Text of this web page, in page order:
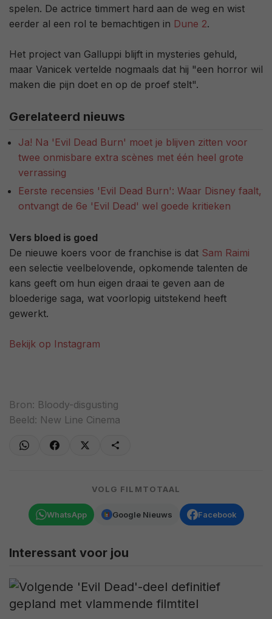
spelen. De actrice timmert hard aan de weg en wist
eerder al een rol te bemachtigen in Dune 2.
Het project van Galluppi blijft in mysteries gehuld,
maar Vanicek vertelde nogmaals dat hij "een horror wil
maken die pijn doet en op de proef stelt".
Gerelateerd nieuws
Ja! Na 'Evil Dead Burn' moet je blijven zitten voor
twee onmisbare extra scènes met één heel grote
verrassing
Eerste recensies 'Evil Dead Burn': Waar Disney faalt,
ontvangt de 6e 'Evil Dead' wel goede kritieken
Vers bloed is goed
De nieuwe koers voor de franchise is dat Sam Raimi
een selectie veelbelovende, opkomende talenten de
kans geeft om hun eigen draai te geven aan de
bloederige saga, wat voorlopig uitstekend heeft
gewerkt.
Bekijk op Instagram
Bron: Bloody-disgusting
Beeld: New Line Cinema
VOLG FILMTOTAAL
WhatsApp Google Nieuws Facebook
Interessant voor jou